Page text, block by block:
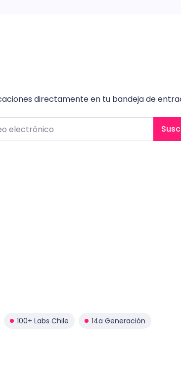
directamente en tu bandeja de
100+ Labs Chile 14a Generación